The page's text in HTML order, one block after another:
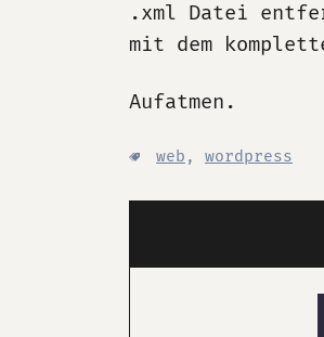
.xml Datei
mit dem
Aufatmen.
web , wordpress